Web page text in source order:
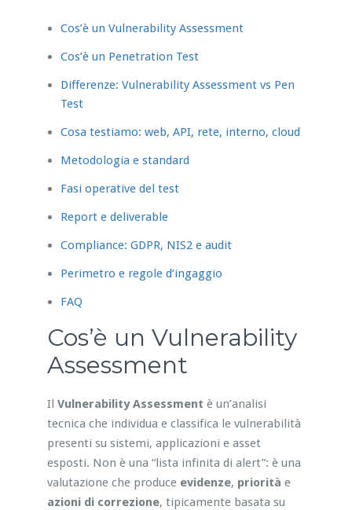
Cos’è un Vulnerability Assessment
Cos’è un Penetration Test
Differenze: Vulnerability Assessment vs Pen
Test
Cosa testiamo: web, API, rete, interno, cloud
Metodologia e standard
Fasi operative del test
Report e deliverable
Compliance: GDPR, NIS2 e audit
Perimetro e regole d’ingaggio
FAQ
Cos’è un Vulnerability
Assessment
Il Vulnerability Assessment è un’analisi
tecnica che individua e classifica le vulnerabilità
presenti su sistemi, applicazioni e asset
esposti. Non è una “lista infinita di alert”: è una
valutazione che produce evidenze, priorità e
azioni di correzione, tipicamente basata su